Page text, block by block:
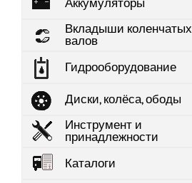
Аккумуляторы
Вкладыши коленчатых
валов
Гидрооборудование
Диски, колёса, ободы
Инструмент и
принадлежности
Каталоги